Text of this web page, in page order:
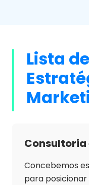
Lista
Concebemos
para